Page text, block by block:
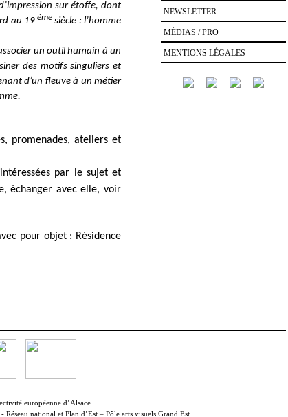
sur étoffe, dont
au 19ème siècle : l’homme
un outil humain à un
des motifs singuliers et
d’un fleuve à un métier
promenades, ateliers et
par le sujet et
échanger avec elle, voir
pour objet : Résidence
NEWSLETTER
MÉDIAS / PRO
MENTIONS LÉGALES
européenne d’Alsace.
national et Plan d’Est – Pôle arts visuels Grand Est.